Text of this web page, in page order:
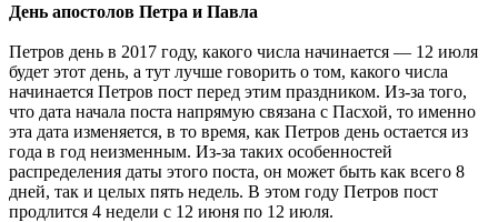
День апостолов Петра и Павла
Петров день в 2017 году, какого числа начинается — 12 июля
будет этот день, а тут лучше говорить о том, какого числа
начинается Петров пост перед этим праздником. Из-за того,
что дата начала поста напрямую связана с Пасхой, то именно
эта дата изменяется, в то время, как Петров день остается из
года в год неизменным. Из-за таких особенностей
распределения даты этого поста, он может быть как всего 8
дней, так и целых пять недель. В этом году Петров пост
продлится 4 недели с 12 июня по 12 июля.